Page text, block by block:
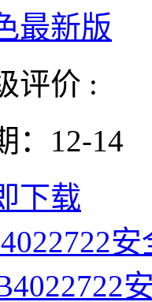
评价 :
：12-14
下载